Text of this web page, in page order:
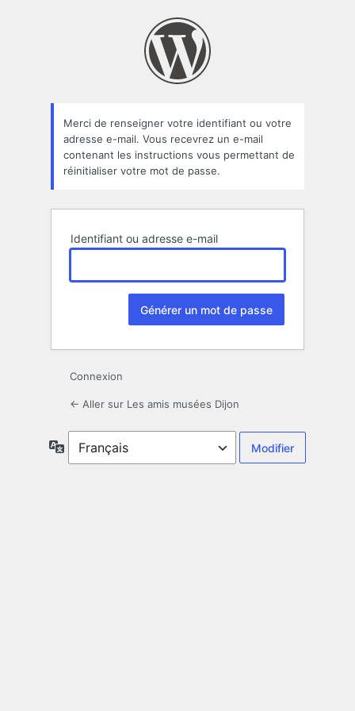
oublié
Merci de renseigner votre identifiant ou votre
adresse e-mail. Vous recevrez un e-mail
contenant les instructions vous permettant de
réinitialiser votre mot de passe.
Identifiant ou adresse e-mail
Connexion
← Aller sur Les amis musées Dijon
Langue